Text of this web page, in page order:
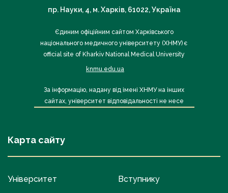
пр. Науки, 4, м. Харків, 61022, Україна
Єдиним офіційним сайтом Харківського
національного медичного університету (ХНМУ) є
official site of Kharkiv National Medical University
knmu.edu.ua
За інформацію, надану від імені ХНМУ на інших
сайтах, університет відповідальності не несе
Карта сайту
Університет Вступнику